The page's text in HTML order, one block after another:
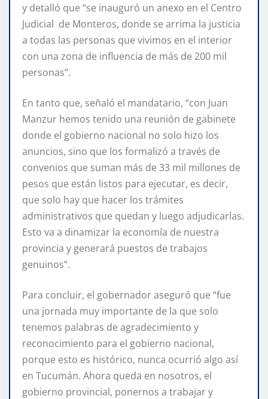
y detalló que “se inauguró un anexo en el Centro
Judicial de Monteros, donde se arrima la justicia
a todas las personas que vivimos en el interior
con una zona de influencia de más de 200 mil
personas”.
En tanto que, señaló el mandatario, “con Juan
Manzur hemos tenido una reunión de gabinete
donde el gobierno nacional no solo hizo los
anuncios, sino que los formalizó a través de
convenios que suman más de 33 mil millones de
pesos que están listos para ejecutar, es decir,
que solo hay que hacer los trámites
administrativos que quedan y luego adjudicarlas.
Esto va a dinamizar la economía de nuestra
provincia y generará puestos de trabajos
genuinos”.
Para concluir, el gobernador aseguró que “fue
una jornada muy importante de la que solo
tenemos palabras de agradecimiento y
reconocimiento para el gobierno nacional,
porque esto es histórico, nunca ocurrió algo así
en Tucumán. Ahora queda en nosotros, el
gobierno provincial, ponernos a trabajar y